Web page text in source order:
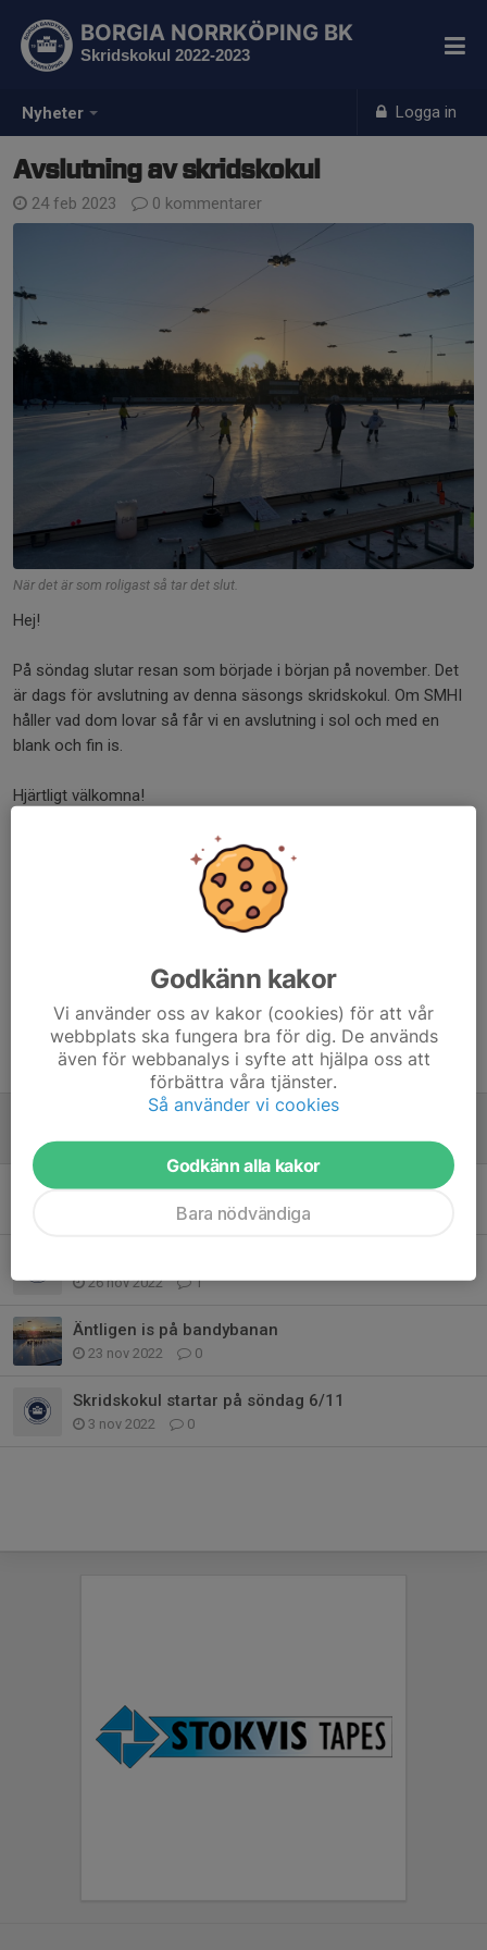
Nyheter Logga in
BORGIA NORRKÖPING BK
Skridskokul 2022-2023
Avslutning av skridskokul
24 feb 2023 0 kommentarer
När det är som roligast så tar det slut.
Hej!
På söndag slutar resan som började i början på november. Det
är dags för avslutning av denna säsongs skridskokul. Om SMHI
håller vad dom lovar så får vi en avslutning i sol och med en
blank och fin is.
Hjärtligt välkomna!
Tidigare nyheter
Avslutning av skridskokul
24 feb 2023 0
Nu kör vi igång skridskokul igen
0
26 nov 2022 1
Äntligen is på bandybanan
23 nov 2022 0
Skridskokul startar på söndag 6/11
3 nov 2022 0
Godkänn kakor
Vi använder oss av kakor (cookies) för att vår
webbplats ska fungera bra för dig. De används
även för webbanalys i syfte att hjälpa oss att
förbättra våra tjänster.
Så använder vi cookies
Godkänn alla kakor
Bara nödvändiga